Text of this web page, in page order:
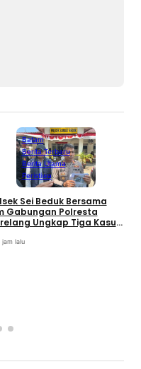
Batam
Berita Terbaru
Berita Utama
Peristiwa
Sei Beduk Bersama
Gabungan Polresta
Ungkap Tiga Kasus
jam lalu